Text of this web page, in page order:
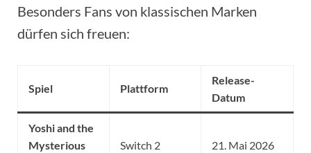
Besonders Fans von klassischen Marken
dürfen sich freuen:
Spiel Plattform
Release-
Datum
Yoshi and the
Mysterious
Switch 2 21. Mai 2026